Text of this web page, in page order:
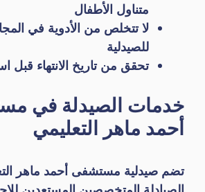
متناول الأطفال
لا تتخلص من الأدوية في
للصيدلية
تحقق من تاريخ الانتهاء قبل
خدمات الصيدلة في
أحمد ماهر التعليمي
تضم صيدلية مستشفى أحمد ماهر